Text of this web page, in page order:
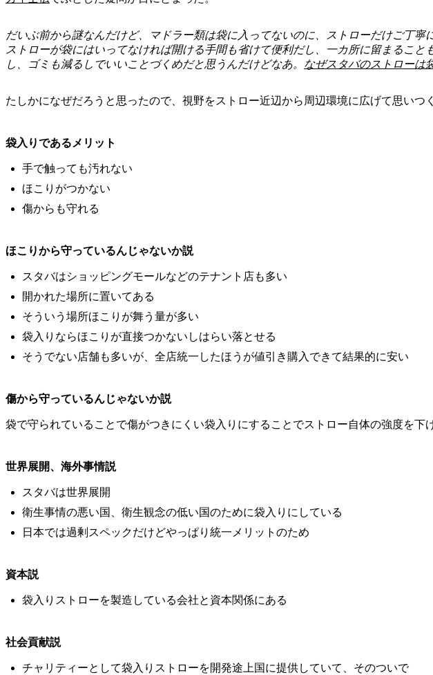
だいぶ前から謎なんだけど、マドラー類は袋に入ってないのに、ストローだけご丁寧
ストローが袋にはいってなければ開ける手間も省けて便利だし、一カ所に留まるこ
し、ゴミも減るしでいいことづくめだと思うんだけどなあ。 なぜスタバのストローは
たしかになぜだろうと思ったので、視野をストロー近辺から周辺環境に広げて思いつ
袋入りであるメリット
手で触っても汚れない
ほこりがつかない
傷からも守れる
ほこりから守っているんじゃないか説
スタバはショッピングモールなどのテナント店も多い
開かれた場所に置いてある
そういう場所ほこりが舞う量が多い
袋入りならほこりが直接つかないしはらい落とせる
そうでない店舗も多いが、全店統一したほうが値引き購入できて結果的に安い
傷から守っているんじゃないか説
袋で守られていることで傷がつきにくい袋入りにすることでストロー自体の強度を
世界展開、海外事情説
スタバは世界展開
衛生事情の悪い国、衛生観念の低い国のために袋入りにしている
日本では過剰スペックだけどやっぱり統一メリットのため
資本説
袋入りストローを製造している会社と資本関係にある
社会貢献説
チャリティーとして袋入りストローを開発途上国に提供していて、そのついで